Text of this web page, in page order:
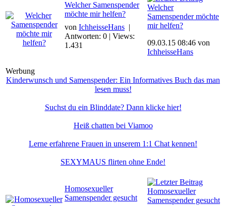
Welcher Samenspender
möchte mir helfen?
von IchheisseHans |
Antworten: 0 | Views:
1.431
Welcher
Samenspender möchte
mir helfen?
09.03.15 08:46 von
IchheisseHans
Werbung
Kinderwunsch und Samenspender: Ein Informatives Buch das man
lesen muss!
Suchst du ein Blinddate? Dann klicke hier!
Heiß chatten bei Viamoo
Lerne erfahrene Frauen in unserem 1:1 Chat kennen!
SEXYMAUS flirten ohne Ende!
Homosexueller
Samenspender gesucht
Homosexueller
Samenspender gesucht